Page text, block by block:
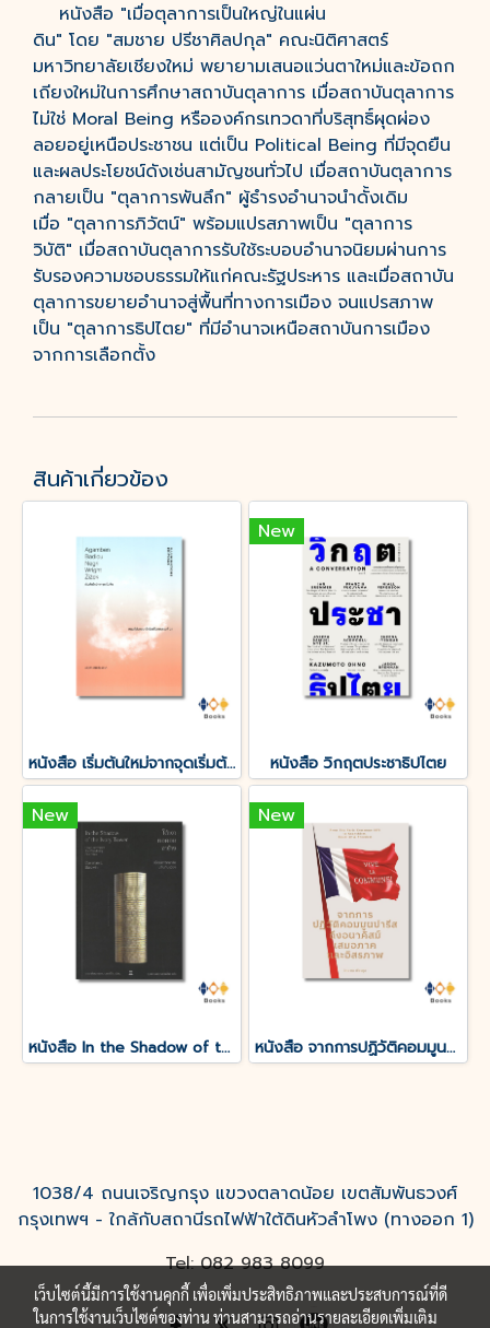
หนังสือ "เมื่อตุลาการเป็นใหญ่ในแผ่น
ดิน" โดย "สมชาย ปรีชาศิลปกุล" คณะนิติศาสตร์
มหาวิทยาลัยเชียงใหม่ พยายามเสนอแว่นตาใหม่และข้อถก
เถียงใหม่ในการศึกษาสถาบันตุลาการ เมื่อสถาบันตุลาการ
ไม่ใช่ Moral Being หรือองค์กรเทวดาที่บริสุทธิ์ผุดผ่อง
ลอยอยู่เหนือประชาชน แต่เป็น Political Being ที่มีจุดยืน
และผลประโยชน์ดังเช่นสามัญชนทั่วไป เมื่อสถาบันตุลาการ
กลายเป็น "ตุลาการพันลึก" ผู้ธำรงอำนาจนำดั้งเดิม
เมื่อ "ตุลาการภิวัตน์" พร้อมแปรสภาพเป็น "ตุลาการ
วิบัติ" เมื่อสถาบันตุลาการรับใช้ระบอบอำนาจนิยมผ่านการ
รับรองความชอบธรรมให้แก่คณะรัฐประหาร และเมื่อสถาบัน
ตุลาการขยายอำนาจสู่พื้นที่ทางการเมือง จนแปรสภาพ
เป็น "ตุลาการธิปไตย" ที่มีอำนาจเหนือสถาบันการเมือง
จากการเลือกตั้ง
สินค้าเกี่ยวข้อง
หนังสือ เริ่มต้นใหม่จากจุดเริ่มต้น : ทฤษฎีสังคมมาร์กซิสในศตวรรษที่ 21
New
หนังสือ วิกฤตประชาธิปไตย
New
หนังสือ In the Shadow of the Ivory Tower:ใต้เงาหอคอยงาช้าง
New
หนังสือ จากการปฏิวัติคอมมูนปารีส ถึงอนาคิสม์ เสมอภาคและอิสรภาพ
1038/4 ถนนเจริญกรุง แขวงตลาดน้อย เขตสัมพันธวงศ์
กรุงเทพฯ - ใกล้กับสถานีรถไฟฟ้าใต้ดินหัวลำโพง (ทางออก 1)
Tel: 082 983 8099
เว็บไซต์นี้มีการใช้งานคุกกี้ เพื่อเพิ่มประสิทธิภาพและประสบการณ์ที่ดี
ในการใช้งานเว็บไซต์ของท่าน ท่านสามารถอ่านรายละเอียดเพิ่มเติม